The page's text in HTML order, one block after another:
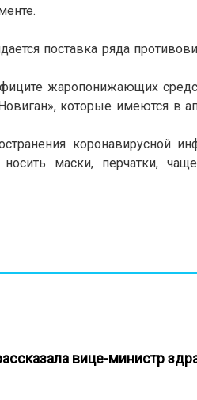
поставка ряда
жаропонижающих
которые имеются в
коронавирусной
носить маски, перчатки,
вице-министр